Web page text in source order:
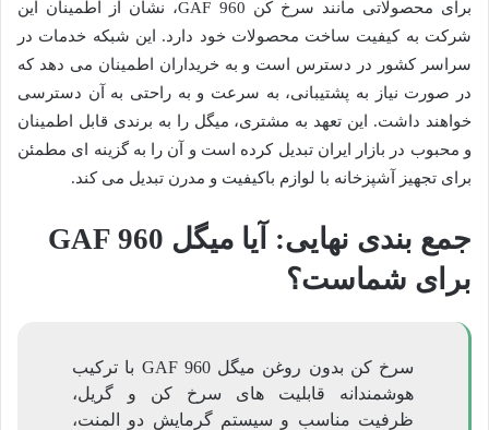
برای محصولاتی مانند سرخ کن GAF 960، نشان از اطمینان این
شرکت به کیفیت ساخت محصولات خود دارد. این شبکه خدمات در
سراسر کشور در دسترس است و به خریداران اطمینان می دهد که
در صورت نیاز به پشتیبانی، به سرعت و به راحتی به آن دسترسی
خواهند داشت. این تعهد به مشتری، میگل را به برندی قابل اطمینان
و محبوب در بازار ایران تبدیل کرده است و آن را به گزینه ای مطمئن
برای تجهیز آشپزخانه با لوازم باکیفیت و مدرن تبدیل می کند.
جمع بندی نهایی: آیا میگل GAF 960
برای شماست؟
سرخ کن بدون روغن میگل GAF 960 با ترکیب
هوشمندانه قابلیت های سرخ کن و گریل،
ظرفیت مناسب و سیستم گرمایش دو المنت،